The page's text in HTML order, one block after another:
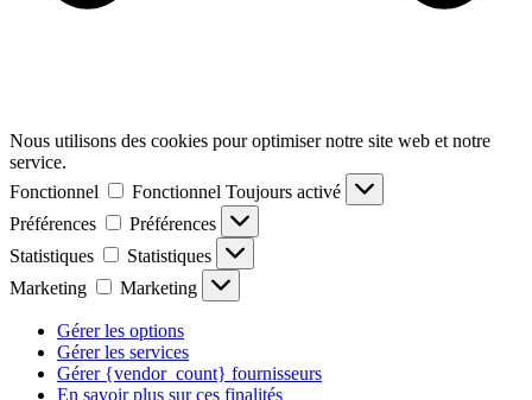
Nous utilisons des cookies pour optimiser notre site web et notre
service.
Fonctionnel
Fonctionnel Toujours activé
Préférences
Préférences
Statistiques
Statistiques
Marketing
Marketing
Gérer les options
Gérer les services
Gérer {vendor_count} fournisseurs
En savoir plus sur ces finalités